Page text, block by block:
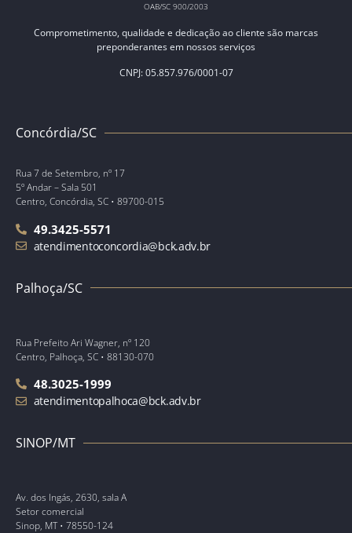
OAB/SC 900/2003
Comprometimento, qualidade e dedicação ao cliente são marcas
preponderantes em nossos serviços
CNPJ: 05.857.976/0001-07
Concórdia/SC
Rua 7 de Setembro, nº 17
5º Andar – Sala 501
Centro, Concórdia, SC • 89700-015
49.3425-5571
atendimentoconcordia@bck.adv.br
Palhoça/SC
Rua Prefeito Ari Wagner, nº 120
Centro, Palhoça, SC • 88130-070
48.3025-1999
atendimentopalhoca@bck.adv.br
SINOP/MT
Av. dos Ingás, 2630, sala A
Setor comercial
Sinop, MT • 78550-124